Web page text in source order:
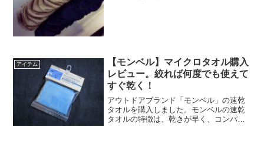
アイテム
【モンベル】マイクロタオル購入
レビュー。絞れば何度でも使えて
すぐ乾く！
アウトドアブランド「モンベル」の速乾
タオルを購入しました。モンベルの速乾
タオルの特徴は、乾きが早く、コンパク